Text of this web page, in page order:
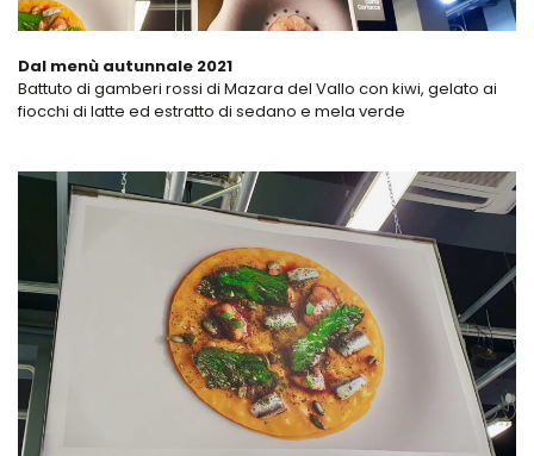
Dal menù autunnale 2021
Battuto di gamberi rossi di Mazara del Vallo con kiwi, gelato ai
fiocchi di latte ed estratto di sedano e mela verde